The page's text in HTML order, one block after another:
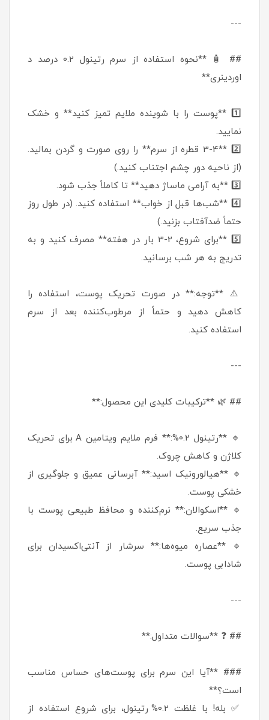
---
## 🧴 **نحوه استفاده از سرم رتینول 0.2 درصد د
اوردینری**
1️⃣ **پوست را با شوینده ملایم تمیز کنید** و خشک
نمایید.
2️⃣ **3-4 قطره از سرم** را روی صورت و گردن بمالید.
(از ناحیه دور چشم اجتناب کنید.)
3️⃣ **به آرامی ماساژ دهید** تا کاملاً جذب شود.
4️⃣ **شب‌ها قبل از خواب** استفاده کنید. (در طول روز
حتماً ضدآفتاب بزنید.)
5️⃣ **برای شروع، 2-3 بار در هفته** مصرف کنید و به
تدریج به هر شب برسانید.
⚠️ **توجه:** در صورت تحریک پوست، استفاده را
کاهش دهید و حتماً از مرطوب‌کننده بعد از سرم
استفاده کنید.
---
## 🌿 **ترکیبات کلیدی این محصول:**
🔹 **رتینول 0.2%:** فرم ملایم ویتامین A برای تحریک
کلاژن و کاهش چروک.
🔹 **هیالورونیک اسید:** آبرسانی عمیق و جلوگیری از
خشکی پوست.
🔹 **اسکوالان:** نرم‌کننده و محافظ طبیعی پوست با
جذب سریع.
🔹 **عصاره میوه‌ها:** سرشار از آنتی‌اکسیدان برای
شادابی پوست.
---
## ❓ **سوالات متداول:**
### **آیا این سرم برای پوست‌های حساس مناسب
است؟**
✅ بله! با غلظت 0.2% رتینول، برای شروع استفاده از